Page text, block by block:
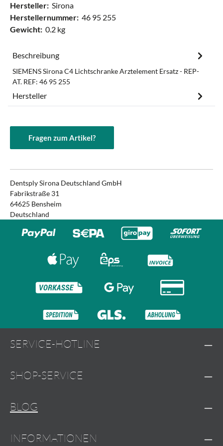
Hersteller: Sirona
Herstellernummer: 46 95 255
Gewicht: 0.2 kg
Beschreibung
SIEMENS Sirona C4 Lichtschranke Arztelement Ersatz - REP-
AT. REF: 46 95 255
Hersteller
Fragen zum Artikel?
Dentsply Sirona Deutschland GmbH
Fabrikstraße 31
64625 Bensheim
Deutschland
SERVICE-HOTLINE
SHOP-SERVICE
BLOG
INFORMATIONEN